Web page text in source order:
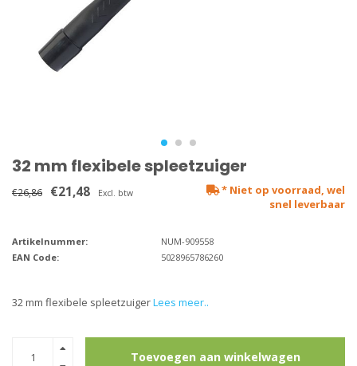
32 mm flexibele spleetzuiger
€26,86 €21,48 Excl. btw
* Niet op voorraad, wel
snel leverbaar
Artikelnummer:
NUM-909558
EAN Code:
5028965786260
32 mm flexibele spleetzuigerLees meer..
Toevoegen aan winkelwagen